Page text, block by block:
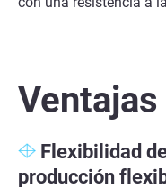
Ventajas
Flexibilidad
producción